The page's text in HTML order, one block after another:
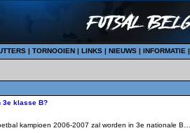
| TORNOOIEN | LINKS | NIEUWS | INFORMATIE |
3e klasse B?
kampioen 2006-2007 zal worden in 3e nationale B…